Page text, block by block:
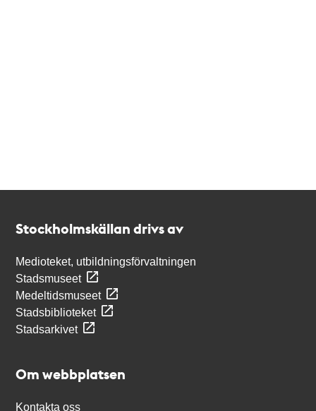
Stockholmskällan drivs av
Medioteket, utbildningsförvaltningen
Stadsmuseet
Medeltidsmuseet
Stadsbiblioteket
Stadsarkivet
Om webbplatsen
Kontakta oss